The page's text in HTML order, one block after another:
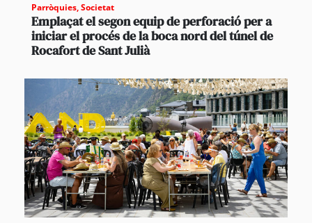
Parròquies,Societat
Emplaçat el segon equip de perforació per a
iniciar el procés de la boca nord del túnel de
Rocafort de Sant Julià